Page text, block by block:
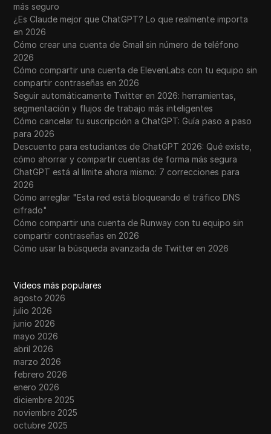
más seguro
¿Es Claude mejor que ChatGPT? Lo que realmente importa
en 2026
Cómo crear una cuenta de Gmail sin número de teléfono
2026
Cómo compartir una cuenta de ElevenLabs con tu equipo sin
compartir contraseñas en 2026
Seguir automáticamente Twitter en 2026: herramientas,
segmentación y flujos de trabajo más inteligentes
Cómo cancelar tu suscripción a ChatGPT: Guía paso a paso
para 2026
Descuento para estudiantes de ChatGPT 2026: Qué existe,
cómo ahorrar y compartir cuentas de forma más segura
ChatGPT está al límite ahora mismo: 7 correcciones para
2026
Cómo arreglar "Esta red está bloqueando el tráfico DNS
cifrado"
Cómo compartir una cuenta de Runway con tu equipo sin
compartir contraseñas en 2026
Cómo usar la búsqueda avanzada de Twitter en 2026
Videos más populares
agosto 2026
julio 2026
junio 2026
mayo 2026
abril 2026
marzo 2026
febrero 2026
enero 2026
diciembre 2025
noviembre 2025
octubre 2025